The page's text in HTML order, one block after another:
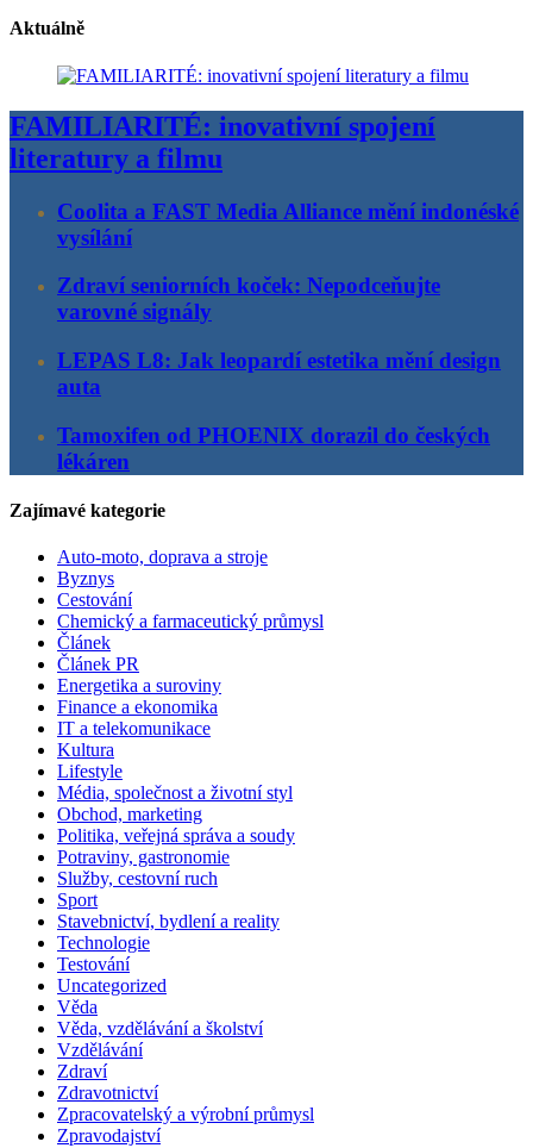
Aktuálně
FAMILIARITÉ: inovativní spojení
literatury a filmu
Coolita a FAST Media Alliance mění indonéské
vysílání
Zdraví seniorních koček: Nepodceňujte
varovné signály
LEPAS L8: Jak leopardí estetika mění design
auta
Tamoxifen od PHOENIX dorazil do českých
lékáren
Zajímavé kategorie
Auto-moto, doprava a stroje
Byznys
Cestování
Chemický a farmaceutický průmysl
Článek
Článek PR
Energetika a suroviny
Finance a ekonomika
IT a telekomunikace
Kultura
Lifestyle
Média, společnost a životní styl
Obchod, marketing
Politika, veřejná správa a soudy
Potraviny, gastronomie
Služby, cestovní ruch
Sport
Stavebnictví, bydlení a reality
Technologie
Testování
Uncategorized
Věda
Věda, vzdělávání a školství
Vzdělávání
Zdraví
Zdravotnictví
Zpracovatelský a výrobní průmysl
Zpravodajství